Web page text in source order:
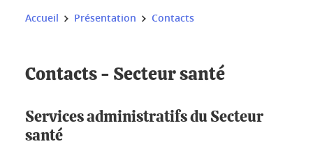
Vous êtes ici :
Accueil Présentation Contacts
Contacts - Secteur santé
Services administratifs du Secteur
santé